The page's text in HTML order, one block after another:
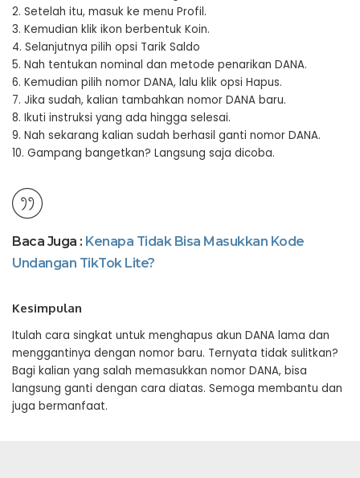
2. Setelah itu, masuk ke menu Profil.
3. Kemudian klik ikon berbentuk Koin.
4. Selanjutnya pilih opsi Tarik Saldo
5. Nah tentukan nominal dan metode penarikan DANA.
6. Kemudian pilih nomor DANA, lalu klik opsi Hapus.
7. Jika sudah, kalian tambahkan nomor DANA baru.
8. Ikuti instruksi yang ada hingga selesai.
9. Nah sekarang kalian sudah berhasil ganti nomor DANA.
10. Gampang bangetkan? Langsung saja dicoba.
Baca Juga : Kenapa Tidak Bisa Masukkan Kode
Undangan TikTok Lite?
Kesimpulan
Itulah cara singkat untuk menghapus akun DANA lama dan
menggantinya dengan nomor baru. Ternyata tidak sulitkan?
Bagi kalian yang salah memasukkan nomor DANA, bisa
langsung ganti dengan cara diatas. Semoga membantu dan
juga bermanfaat.